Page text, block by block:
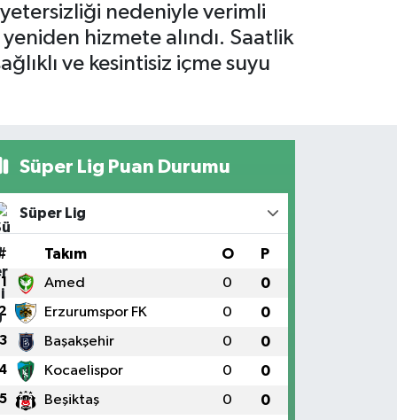
nedeniyle verimli
hizmete alındı. Saatlik
ve kesintisiz içme suyu
Süper Lig Puan Durumu
Süper Lig
Takım O P
1 Amed 0 0
Erzurumspor FK 0 0
3 Başakşehir 0 0
4 Kocaelispor 0 0
5 Beşiktaş 0 0